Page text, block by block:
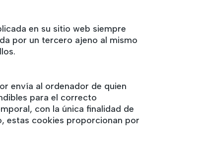
en su sitio web siempre
por un tercero ajeno al mismo
envía al ordenador de quien
para el correcto
con la única finalidad de
estas cookies proporcionan por